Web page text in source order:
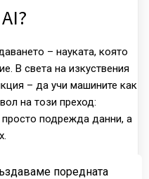
– науката, която
В света на изкуствения
– да учи машините как
на този преход:
просто подрежда данни, а
поредната